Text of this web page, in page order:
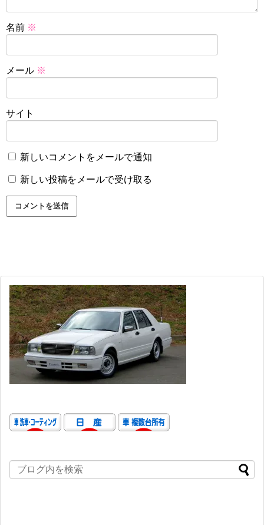
名前 ※
メール ※
サイト
新しいコメントをメールで通知
新しい投稿をメールで受け取る